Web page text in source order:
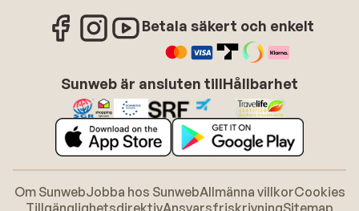
Betala säkert och enkelt
Sunweb är ansluten tillHållbarhet
Om SunwebJobba hos SunwebAllmänna villkorCookies